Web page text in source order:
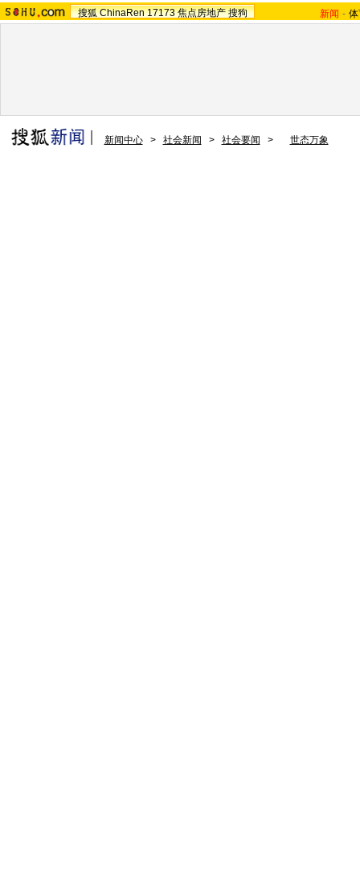
搜狐 ChinaRen 17173 焦点房地产 搜狗 新闻 -
新闻中心 > 社会新闻 > 社会要闻 > 世态万象